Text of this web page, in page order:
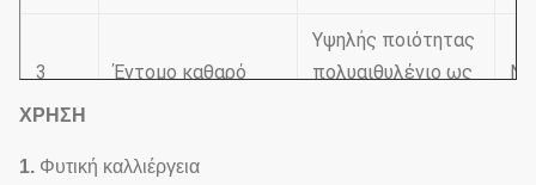
3 Έντομο καθαρό
Υψηλής ποιότητας
πολυαιθυλένιο ως
Exteral&internal
ΧΡΗΣΗ
1. Φυτική καλλιέργεια